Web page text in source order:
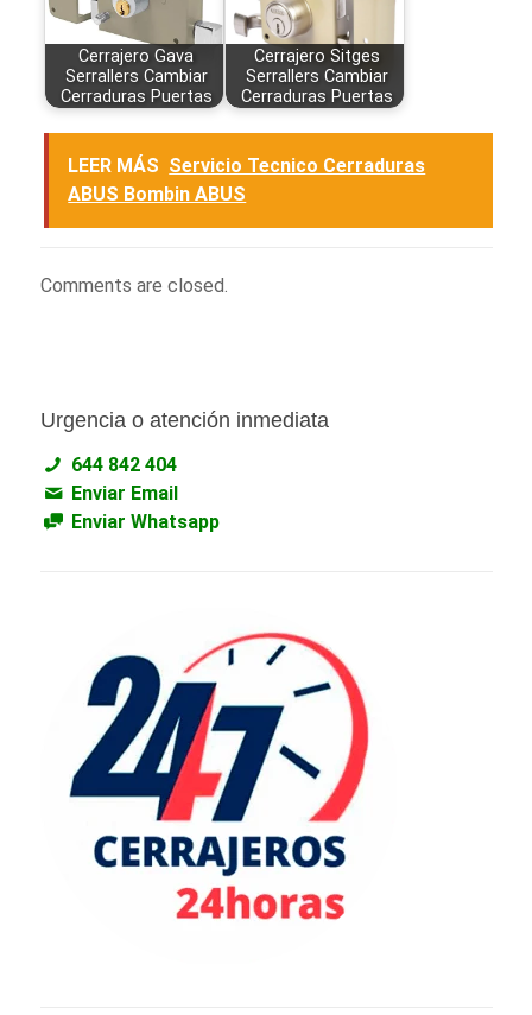
Cerrajero Gava
Serrallers Cambiar
Cerraduras Puertas
Cerrajero Sitges
Serrallers Cambiar
Cerraduras Puertas
LEER MÁS Servicio Tecnico Cerraduras
ABUS Bombin ABUS
Comments are closed.
Urgencia o atención inmediata
644 842 404
Enviar Email
Enviar Whatsapp